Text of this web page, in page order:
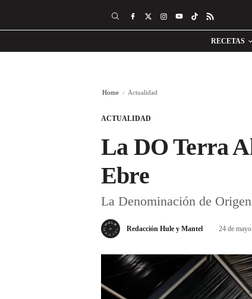
RECETAS
Home Actualidad
ACTUALIDAD
La DO Terra
Ebre
La Denominación de
Redacción Hule y Mantel 24 de